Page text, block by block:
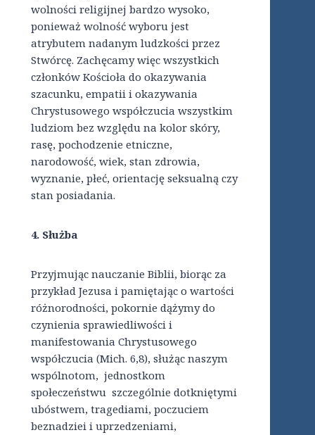
wolności religijnej bardzo wysoko,
ponieważ wolność wyboru jest
atrybutem nadanym ludzkości przez
Stwórcę. Zachęcamy więc wszystkich
członków Kościoła do okazywania
szacunku, empatii i okazywania
Chrystusowego współczucia wszystkim
ludziom bez względu na kolor skóry,
rasę, pochodzenie etniczne,
narodowość, wiek, stan zdrowia,
wyznanie, płeć, orientację seksualną czy
stan posiadania.
4. Służba
Przyjmując nauczanie Biblii, biorąc za
przykład Jezusa i pamiętając o wartości
różnorodności, pokornie dążymy do
czynienia sprawiedliwości i
manifestowania Chrystusowego
współczucia (Mich. 6,8), służąc naszym
wspólnotom, jednostkom
społeczeństwu szczególnie dotkniętymi
ubóstwem, tragediami, poczuciem
beznadziei i uprzedzeniami,